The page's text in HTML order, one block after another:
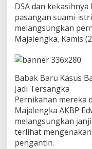
T
o
i
l
t
P
b
k
R
e
DSA dan
pasangan suami-
melangsungkan
Majalengka, Kamis
Babak Baru Kasus
Jadi Tersangka
Pernikahan mereka
Majalengka AKBP
melangsungkan
terlihat
pengantin.